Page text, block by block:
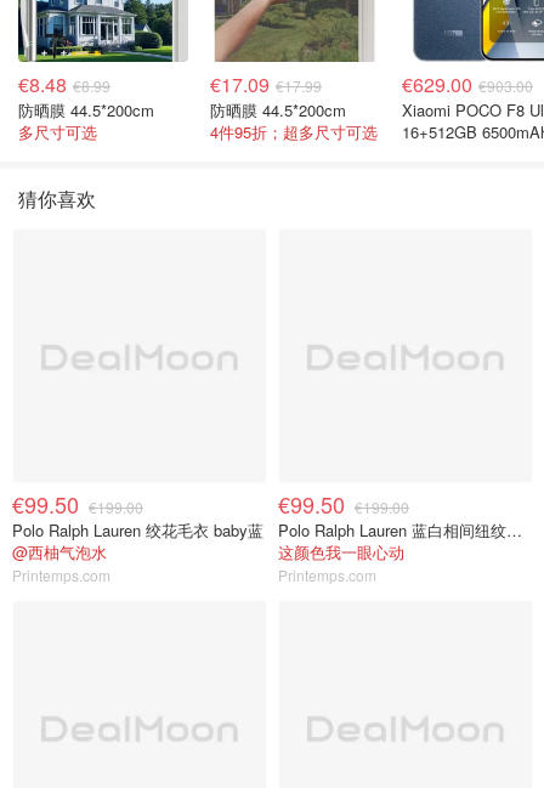
€8.48 €8.99
防晒膜 44.5*200cm
多尺寸可选
€17.09 €17.99
防晒膜 44.5*200cm
4件95折；超多尺寸可选
€629.00 €903.00
Xiaomi POCO F8
16+512GB
猜你喜欢
€99.50 €199.00
Polo Ralph Lauren 绞花毛衣 baby蓝
@西柚气泡水
Printemps.com
€99.50 €199.00
Polo Ralph Lauren 蓝白相间纽纹毛衣
这颜色我一眼心动
Printemps.com